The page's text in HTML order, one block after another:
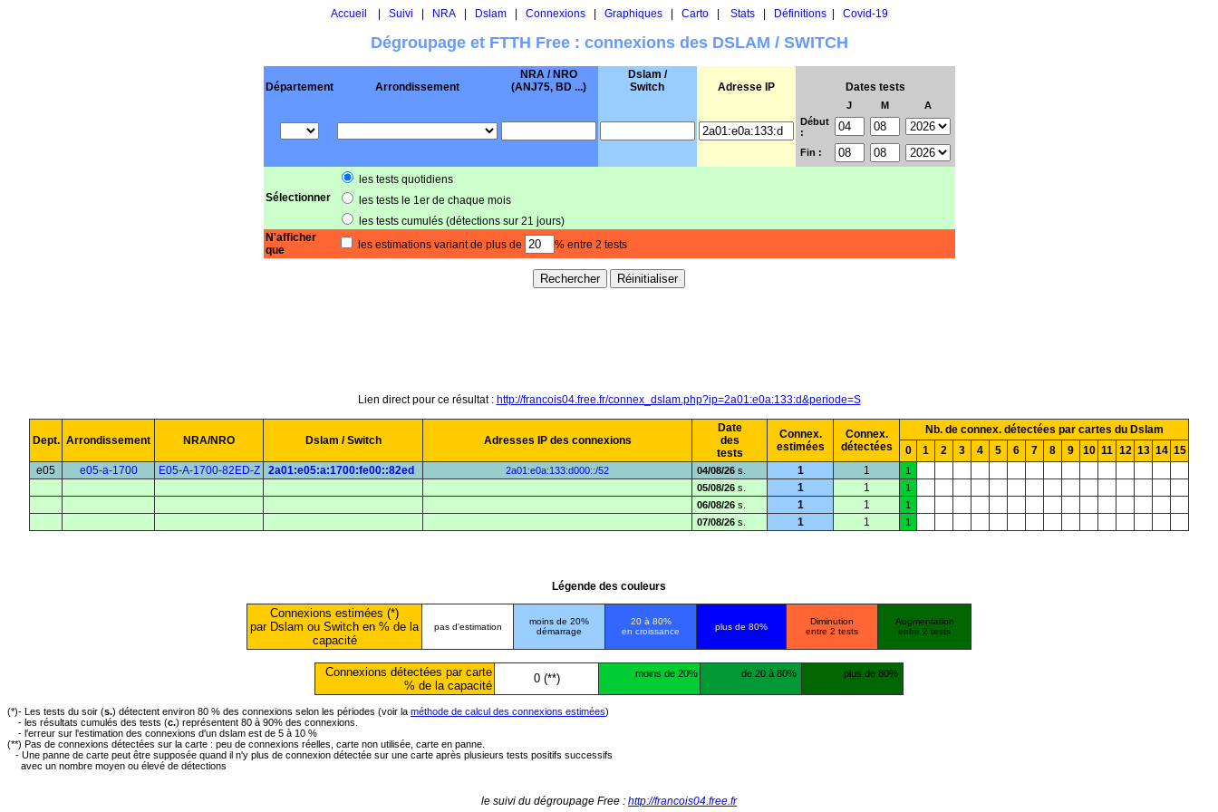
Accueil Suivi NRA| Dslam| Connexions| Graphiques| Carto| Stats| Définitions| Covid-19
Dégroupage et FTTH Free : connexions des DSLAM / SWITCH
Département Arrondissement
NRA / NRO
(ANJ75, BD ...)
Dslam /
Switch
Adresse IP Dates tests
J M
A
Début
:
Fin :
Sélectionner
les tests quotidiens
les tests le 1er de chaque mois
les tests cumulés (détections sur 21 jours)
N'afficher
que
les estimations variant de plus de % entre 2 tests
Lien direct pour ce résultat : http://francois04.free.fr/connex_dslam.php?ip=2a01:e0a:133:d&periode=S
Dept. Arrondissement NRA/NRO Dslam / Switch Adresses IP des connexions
Date
des
tests
Connex.
estimées
Connex.
détectées
Nb. de connex. détectées par cartes du Dslam
0
1 2 3 4 5 6 7 8 9 10 11 12 13 14 15
e05
e05-a-1700 E05-A-1700-82ED-Z 2a01:e05:a:1700:fe00::82ed 2a01:e0a:133:d000::/52 04/08/26 s. 1 1
1
05/08/26 s. 1 1
1
06/08/26 s. 1 1
1
07/08/26 s. 1 1 1
Légende des couleurs
Connexions estimées (*)
par Dslam ou Switch en % de la
capacité
pas d'estimation
moins de 20%
démarrage
20 à 80%
en croissance
plus de 80%
Diminution
entre 2 tests
Augmentation
entre 2 tests
Connexions détectées par carte
% de la capacité
0 (**) moins de 20% de 20 à 80% plus de 80%
(*)- Les tests du soir (s.) détectent environ 80 % des connexions selon les périodes (voir la méthode de calcul des connexions estimées)
- les résultats cumulés des tests (c.) représentent 80 à 90% des connexions.
- l'erreur sur l'estimation des connexions d'un dslam est de 5 à 10 %
(**) Pas de connexions détectées sur la carte : peu de connexions réelles, carte non utilisée, carte en panne.
- Une panne de carte peut être supposée quand il n'y plus de connexion détectée sur une carte après plusieurs tests positifs successifs
avec un nombre moyen ou élevé de détections
le suivi du dégroupage Free : http://francois04.free.fr